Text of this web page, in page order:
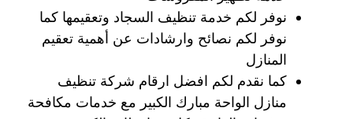
نوفر لكم خدمة تنظيف السجاد وتعقيمها كما
نوفر لكم نصائح وارشادات عن أهمية تعقيم
المنازل
كما نقدم لكم افضل ارقام شركة تنظيف
منازل الواحة مبارك الكبير مع خدمات مكافحة